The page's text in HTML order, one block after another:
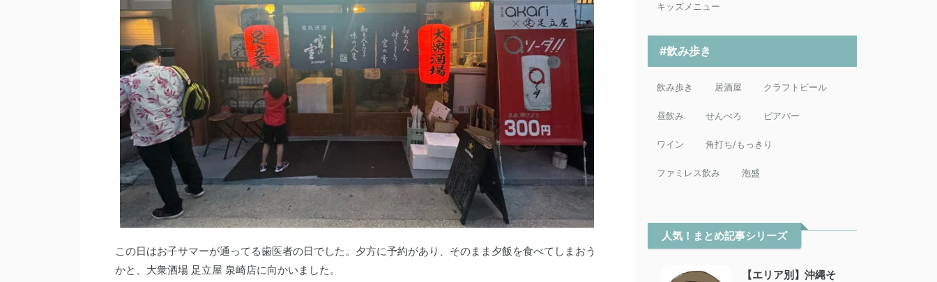
この日はお子サマーが通ってる歯医者の日でした。夕方に予約があり、そのまま夕飯を食べてしまおう
かと、大衆酒場 足立屋 泉崎店に向かいました。
キッズメニュー
#飲み歩き
飲み歩き 居酒屋 クラフトビール
昼飲み せんべろ ビアバー
ワイン 角打ち/もっきり
ファミレス飲み 泡盛
人気！まとめ記事シリーズ
【エリア別】沖縄そ